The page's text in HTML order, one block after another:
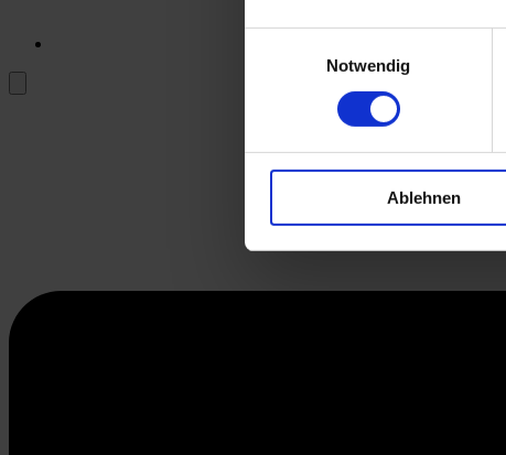
Notwendig
Ablehnen